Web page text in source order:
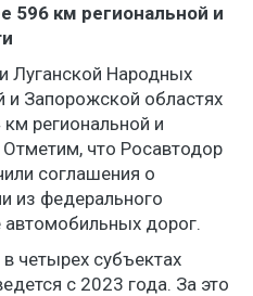
596 км региональной и
Луганской Народных
и Запорожской областях
региональной и
что Росавтодор
соглашения о
из федерального
дорог.
четырех субъектах
с 2023 года. За это